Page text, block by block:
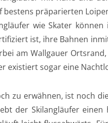
bestens präparierten
wie Skater
ist, ihre Bahnen
am Wallgauer
existiert sogar eine
zu erwähnen, ist noch
der Skilangläufer